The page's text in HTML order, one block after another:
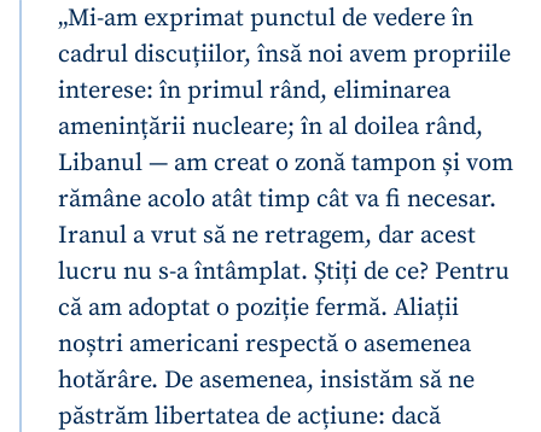
„Mi-am exprimat punctul de vedere în
cadrul discuțiilor, însă noi avem propriile
interese: în primul rând, eliminarea
amenințării nucleare; în al doilea rând,
Libanul — am creat o zonă tampon și vom
rămâne acolo atât timp cât va fi necesar.
Iranul a vrut să ne retragem, dar acest
lucru nu s-a întâmplat. Știți de ce? Pentru
că am adoptat o poziție fermă. Aliații
noștri americani respectă o asemenea
hotărâre. De asemenea, insistăm să ne
păstrăm libertatea de acțiune: dacă